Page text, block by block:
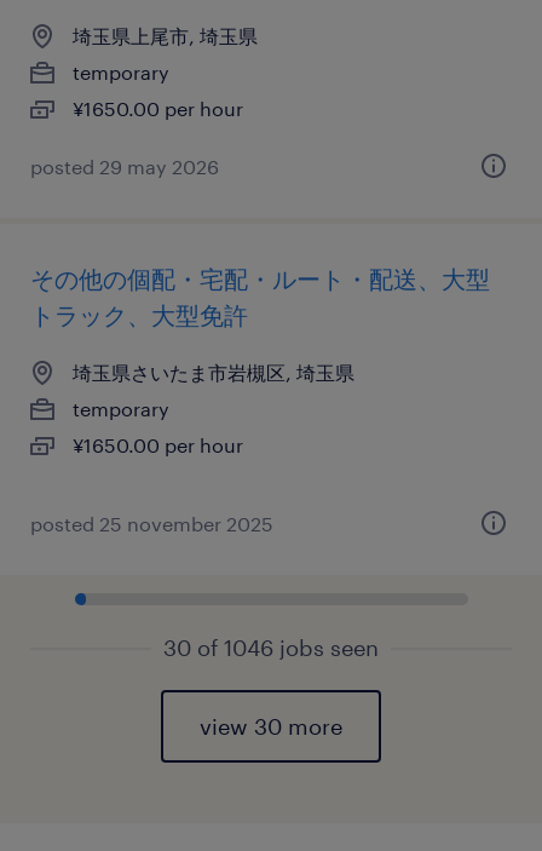
埼玉県上尾市, 埼玉県
temporary
¥1650.00 per hour
posted 29 may 2026
その他の個配・宅配・ルート・配送、大型
トラック、大型免許
埼玉県さいたま市岩槻区, 埼玉県
temporary
¥1650.00 per hour
posted 25 november 2025
30 of 1046 jobs seen
view 30 more